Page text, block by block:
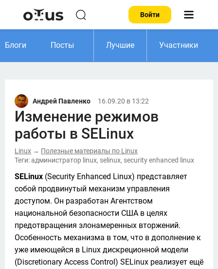
Войти
Блоги Посты Лучшие Участники
Андрей Павленко 16.09.20 в 13:22
Изменение режимов
работы в SELinux
Linux → Полезные материалы по Linux
Теги: администратор linux, selinux, security enhanced linux
SELinux (Security Enhanced Linux) представляет
собой продвинутый механизм управления
доступом. Он разработан Агентством
национальной безопасности США в целях
предотвращения злонамеренных вторжений.
Особенность механизма в том, что в дополнение к
уже имеющейся в Linux дискреционной модели
(Discretionary Access Control) SELinux реализует ещё